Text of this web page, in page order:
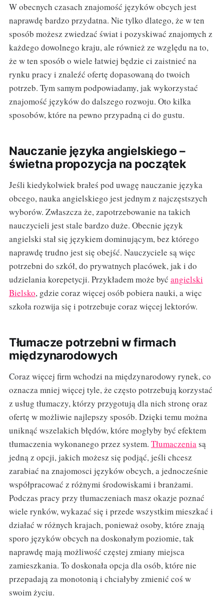
W obecnych czasach znajomość języków obcych jest
naprawdę bardzo przydatna. Nie tylko dlatego, że w ten
sposób możesz zwiedzać świat i pozyskiwać znajomych z
każdego dowolnego kraju, ale również ze względu na to,
że w ten sposób o wiele łatwiej będzie ci zaistnieć na
rynku pracy i znaleźć ofertę dopasowaną do twoich
potrzeb. Tym samym podpowiadamy, jak wykorzystać
znajomość języków do dalszego rozwoju. Oto kilka
sposobów, które na pewno przypadną ci do gustu.
Nauczanie języka angielskiego –
świetna propozycja na początek
Jeśli kiedykolwiek brałeś pod uwagę nauczanie języka
obcego, nauka angielskiego jest jednym z najczęstszych
wyborów. Zwłaszcza że, zapotrzebowanie na takich
nauczycieli jest stale bardzo duże. Obecnie język
angielski stał się językiem dominującym, bez którego
naprawdę trudno jest się obejść. Nauczyciele są więc
potrzebni do szkół, do prywatnych placówek, jak i do
udzielania korepetycji. Przykładem może być angielski
Bielsko, gdzie coraz więcej osób pobiera nauki, a więc
szkoła rozwija się i potrzebuje coraz więcej lektorów.
Tłumacze potrzebni w firmach
międzynarodowych
Coraz więcej firm wchodzi na międzynarodowy rynek, co
oznacza mniej więcej tyle, że często potrzebują korzystać
z usług tłumaczy, którzy przygotują dla nich stronę oraz
ofertę w możliwie najlepszy sposób. Dzięki temu można
uniknąć wszelakich błędów, które mogłyby być efektem
tłumaczenia wykonanego przez system. Tłumaczenia są
jedną z opcji, jakich możesz się podjąć, jeśli chcesz
zarabiać na znajomosci języków obcych, a jednocześnie
współpracować z różnymi środowiskami i branżami.
Podczas pracy przy tłumaczeniach masz okazje poznać
wiele rynków, wykazać się i przede wszystkim mieszkać i
działać w różnych krajach, ponieważ osoby, które znają
sporo języków obcych na doskonałym poziomie, tak
naprawdę mają możliwość częstej zmiany miejsca
zamieszkania. To doskonała opcja dla osób, które nie
przepadają za monotonią i chciałyby zmienić coś w
swoim życiu.